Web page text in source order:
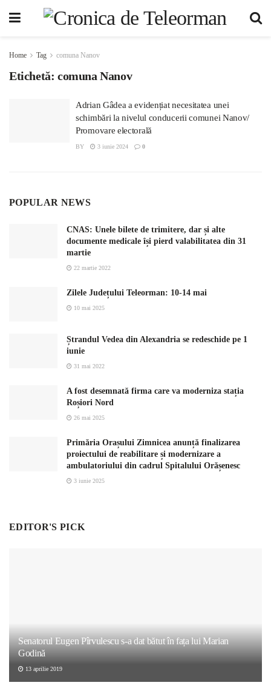
Home Tag comuna Nanov
Etichetă: comuna Nanov
Adrian Gâdea a evidențiat necesitatea unei
schimbări la nivelul conducerii comunei Nanov/
Promovare electorală
BY 3 iunie 2024 0
POPULAR NEWS
CNAS: Unele bilete de trimitere, dar și alte
documente medicale își pierd valabilitatea din 31
martie
22 martie 2022
Zilele Județului Teleorman: 10-14 mai
10 mai 2025
Ștrandul Vedea din Alexandria se redeschide pe 1
iunie
31 mai 2022
A fost desemnată firma care va moderniza stația
Roșiori Nord
26 mai 2025
Primăria Orașului Zimnicea anunță finalizarea
proiectului de reabilitare și modernizare a
ambulatoriului din cadrul Spitalului Orășenesc
3 iunie 2025
EDITOR'S PICK
Senatorul Eugen Pîrvulescu s-a dat bătut în fața lui Marian
Godină
13 aprilie 2019